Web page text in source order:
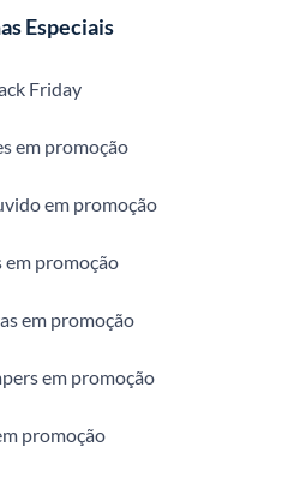
Especiais
Friday
em promoção
em promoção
em promoção
em promoção
em promoção
promoção